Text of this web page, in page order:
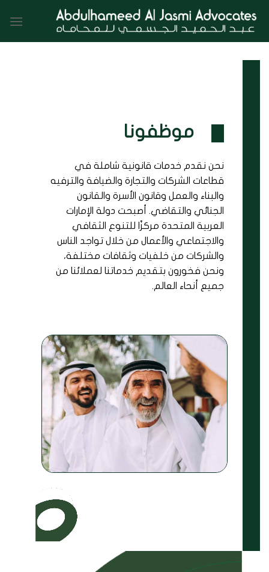
content
موظفونا
نحن نقدم خدمات قانونية شاملة في
قطاعات الشركات والتجارة والضيافة والترفيه
والبناء والعمل وقانون الأسرة والقانون
الجنائي والتقاضي. أصبحت دولة الإمارات
العربية المتحدة مركزًا للتنوع الثقافي
والاجتماعي والأعمال من خلال تواجد الناس
والشركات من خلفيات وثقافات مختلفة،
ونحن فخورون بتقديم خدماتنا لعملائنا من
جميع أنحاء العالم.